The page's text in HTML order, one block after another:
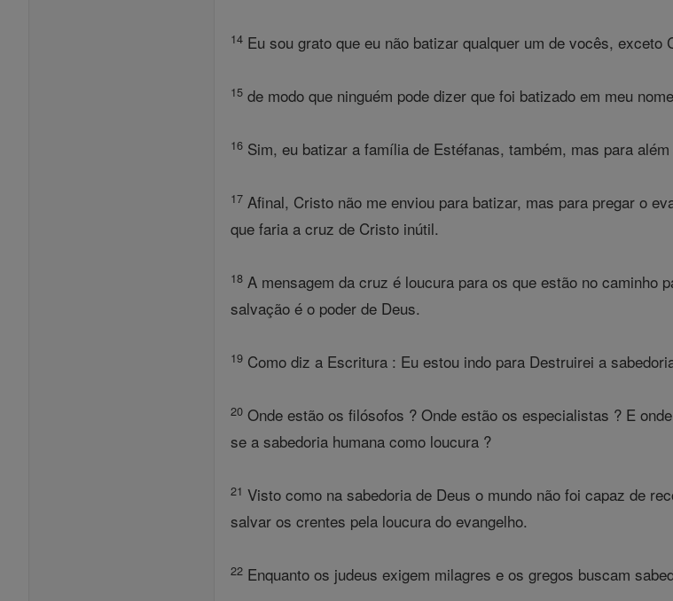
14 Eu sou grato que eu não batizar qualquer um de vocês, exceto
15 de modo que ninguém pode dizer que foi batizado em meu
16 Sim, eu batizar a família de Estéfanas, também, mas para
17 Afinal, Cristo não me enviou para batizar, mas para pregar o
que faria a cruz de Cristo inútil.
18 A mensagem da cruz é loucura para os que estão no caminho
salvação é o poder de Deus.
19 Como diz a Escritura : Eu estou indo para Destruirei a
20 Onde estão os filósofos ? Onde estão os especialistas ? E
se a sabedoria humana como loucura ?
21 Visto como na sabedoria de Deus o mundo não foi capaz de
salvar os crentes pela loucura do evangelho.
22 Enquanto os judeus exigem milagres e os gregos buscam